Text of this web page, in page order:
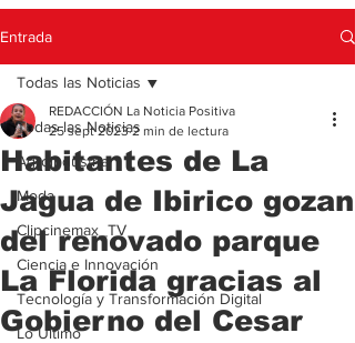
Entrada
Todas las Noticias
Agroindustria
Moda
Clipcinemax_TV
Ciencia e Innovación
Tecnología y Transformación Digital
Lo Ultimo
Todas las Noticias
Habitantes de La
Jagua de Ibirico gozan
del renovado parque
La Florida gracias al
Gobierno del Cesar
REDACCIÓN La Noticia Positiva
25 sept 2023 2 min de lectura